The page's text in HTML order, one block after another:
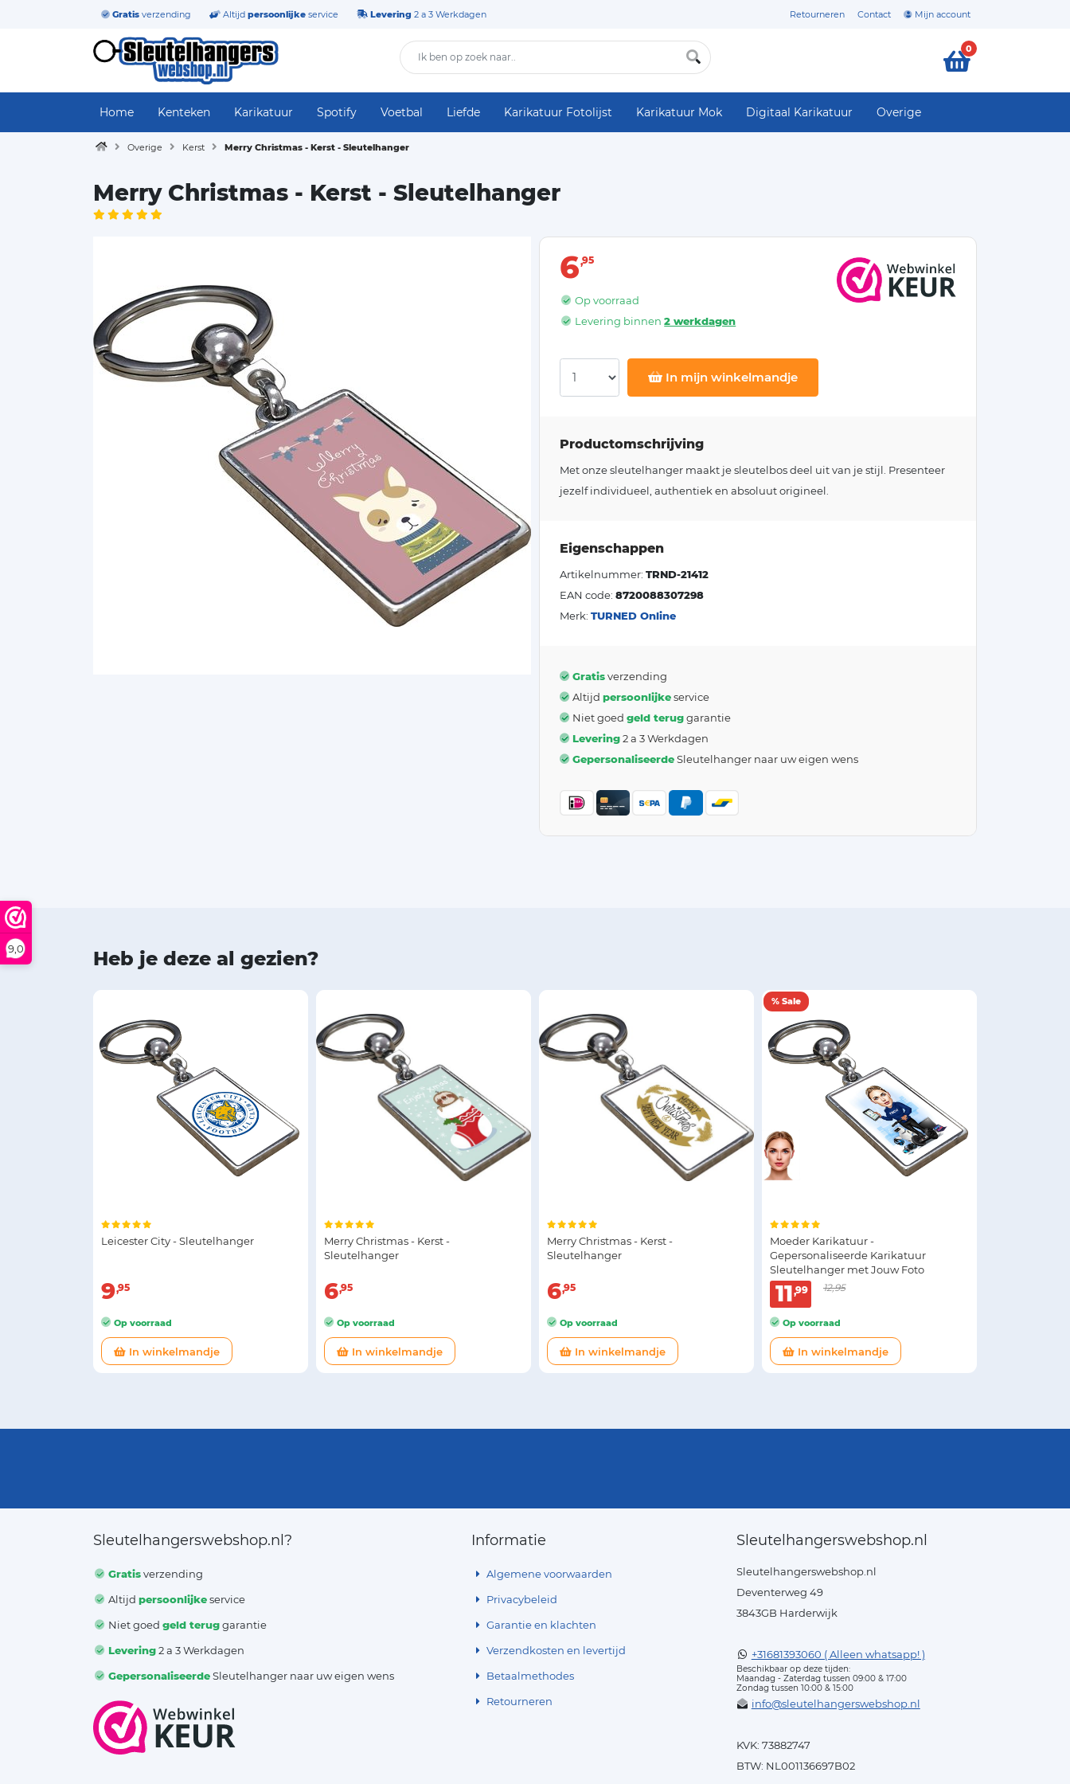
9,0
Gratis verzending Altijd persoonlijke service Levering 2 a 3 Werkdagen Retourneren Contact Mijn account
0
Home Kenteken Karikatuur Spotify Voetbal Liefde Karikatuur Fotolijst Karikatuur Mok Digitaal Karikatuur Overige
Overige Kerst Merry Christmas - Kerst - Sleutelhanger
Merry Christmas - Kerst - Sleutelhanger
6 95
Op voorraad
Levering binnen2 werkdagen
In mijn winkelmandje
Productomschrijving
Met onze sleutelhanger maakt je sleutelbos deel uit van je stijl. Presenteer
jezelf individueel, authentiek en absoluut origineel.
Eigenschappen
Artikelnummer: TRND-21412
EAN code: 8720088307298
Merk: TURNED Online
Gratisverzending
Altijd persoonlijkeservice
Niet goed geld teruggarantie
Levering2 a 3 Werkdagen
GepersonaliseerdeSleutelhanger naar uw eigen wens
Heb je deze al gezien?
Leicester City - Sleutelhanger
9 95
Op voorraad
In winkelmandje
Merry Christmas - Kerst -
Sleutelhanger
6 95
Op voorraad
In winkelmandje
Merry Christmas - Kerst -
Sleutelhanger
6 95
Op voorraad
In winkelmandje
% Sale
Moeder Karikatuur -
Gepersonaliseerde Karikatuur
Sleutelhanger met Jouw Foto
11 99 12,95
Op voorraad
In winkelmandje
Sleutelhangerswebshop.nl?
Gratisverzending
Altijdpersoonlijkeservice
Niet goedgeld teruggarantie
Levering2 a 3 Werkdagen
GepersonaliseerdeSleutelhanger naar uw eigen wens
Informatie
Algemene voorwaarden
Privacybeleid
Garantie en klachten
Verzendkosten en levertijd
Betaalmethodes
Retourneren
Sleutelhangerswebshop.nl
Sleutelhangerswebshop.nl
Deventerweg 49
3843GB Harderwijk
+31681393060 ( Alleen whatsapp! )
Beschikbaar op deze tijden:
Maandag - Zaterdag tussen 09:00 & 17:00
Zondag tussen 10:00 & 15:00
info@sleutelhangerswebshop.nl
KVK: 73882747
BTW: NL001136697B02